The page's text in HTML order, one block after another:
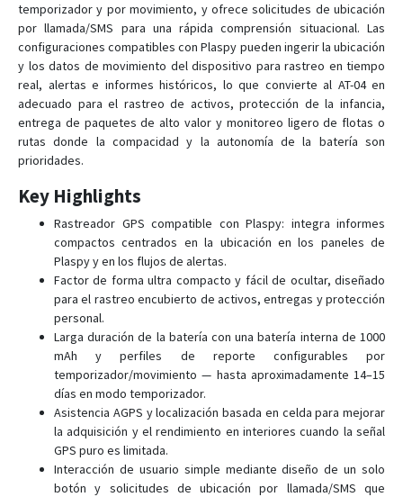
RX-9
RX-9 3G
temporizador y por movimiento, y ofrece solicitudes de ubicación
por llamada/SMS para una rápida comprensión situacional. Las
configuraciones compatibles con Plaspy pueden ingerir la ubicación
y los datos de movimiento del dispositivo para rastreo en tiempo
real, alertas e informes históricos, lo que convierte al AT-04 en
adecuado para el rastreo de activos, protección de la infancia,
entrega de paquetes de alto valor y monitoreo ligero de flotas o
rutas donde la compacidad y la autonomía de la batería son
prioridades.
Key Highlights
Rastreador GPS compatible con Plaspy: integra informes
compactos centrados en la ubicación en los paneles de
Plaspy y en los flujos de alertas.
Factor de forma ultra compacto y fácil de ocultar, diseñado
para el rastreo encubierto de activos, entregas y protección
personal.
Larga duración de la batería con una batería interna de 1000
mAh y perfiles de reporte configurables por
temporizador/movimiento — hasta aproximadamente 14–15
días en modo temporizador.
Asistencia AGPS y localización basada en celda para mejorar
la adquisición y el rendimiento en interiores cuando la señal
GPS puro es limitada.
Interacción de usuario simple mediante diseño de un solo
botón y solicitudes de ubicación por llamada/SMS que